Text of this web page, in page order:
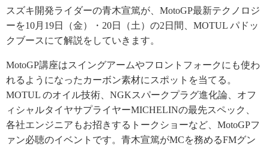
スズキ開発ライダーの青木宣篤が、MotoGP最新テクノロジ
ーを10月19日（金）・20日（土）の2日間、MOTUL パドッ
クブースにて解説をしていきます。
MotoGP講座はスイングアームやフロントフォークにも使わ
れるようになったカーボン素材にスポットを当てる。
MOTUL のオイル技術、NGKスパークプラグ進化論、オフ
ィシャルタイヤサプライヤーMICHELINの最先スペック、
各社エンジニアもお招きするトークショーなど、MotoGPフ
ァン必聴のイベントです。青木宣篤がMCを務めるFMグン